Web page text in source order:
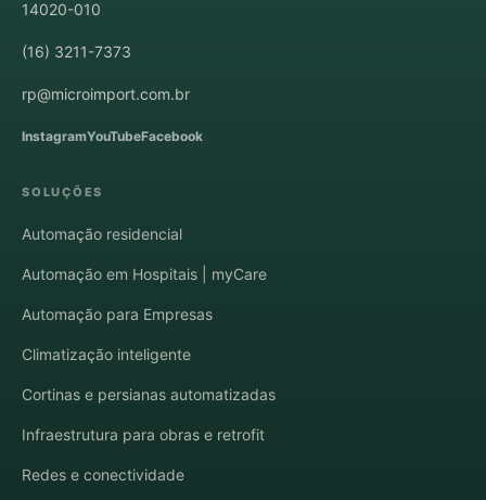
14020-010
(16) 3211-7373
rp@microimport.com.br
InstagramYouTubeFacebook
SOLUÇÕES
Automação residencial
Automação em Hospitais | myCare
Automação para Empresas
Climatização inteligente
Cortinas e persianas automatizadas
Infraestrutura para obras e retrofit
Redes e conectividade